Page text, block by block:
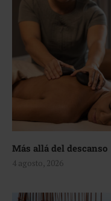
Más allá del descanso
4 agosto, 2026